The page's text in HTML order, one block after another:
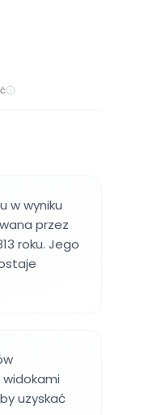
w wyniku
przez
roku. Jego
uzyskać